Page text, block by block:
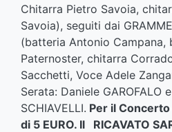
Chitarra Pietro Savoia,
Savoia), seguiti dai
(batteria Antonio Campana,
Paternoster, chitarra
Sacchetti, Voce Adele
Serata: Daniele GAROFALO
SCHIAVELLI. Per il
di 5 EURO. Il RICAVATO